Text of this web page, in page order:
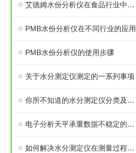
艾德姆水份分析仪在食品行业中的应用与价值
PMB水份分析仪在不同行业的应用
PMB水份分析仪的使用步骤
关于水分测定仪测定的一系列事项
你所不知道的水分测定仪分类及原理
电子分析天平承重数据不稳定的情况下该怎么处理呢？
如何解决水分测定仪在测量过程中存在的误差